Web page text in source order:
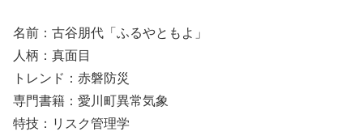
名前：古谷朋代「ふるやともよ」
人柄：真面目
トレンド：赤磐防災
専門書籍：愛川町異常気象
特技：リスク管理学